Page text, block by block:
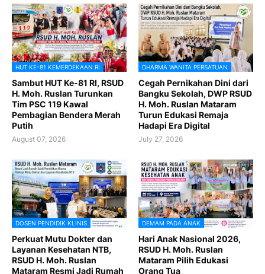
HUT KE-81 KEMERDEKAAN RI
Sambut HUT Ke-81 RI, RSUD
H. Moh. Ruslan Turunkan
Tim PSC 119 Kawal
Pembagian Bendera Merah
Putih
August 07, 2026
DHARMA WANITA PERSATUAN
Cegah Pernikahan Dini dari
Bangku Sekolah, DWP RSUD
H. Moh. Ruslan Mataram
Turun Edukasi Remaja
Hadapi Era Digital
July 27, 2026
DOSEN PENDIDIK KLINIS
Perkuat Mutu Dokter dan
Layanan Kesehatan NTB,
RSUD H. Moh. Ruslan
Mataram Resmi Jadi Rumah
DEMAM PADA ANAK
Hari Anak Nasional 2026,
RSUD H. Moh. Ruslan
Mataram Pilih Edukasi
Orang Tua